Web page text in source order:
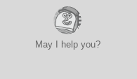
May I help you?